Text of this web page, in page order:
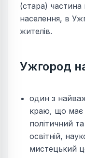
(стара)
населення, в
жителів.
Ужгород
один з
краю, що має
політичний
освітній,
мистецький